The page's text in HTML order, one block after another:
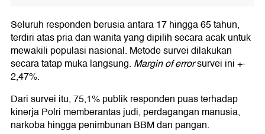
Seluruh responden berusia antara 17 hingga 65 tahun,
terdiri atas pria dan wanita yang dipilih secara acak untuk
mewakili populasi nasional. Metode survei dilakukan
secara tatap muka langsung. Margin of errorsurvei ini +-
2,47%.
Dari survei itu, 75,1% publik responden puas terhadap
kinerja Polri memberantas judi, perdagangan manusia,
narkoba hingga penimbunan BBM dan pangan.